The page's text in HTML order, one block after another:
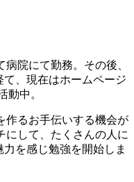
院にて勤務。その後、
て、現在はホームページ
動中。
作るお手伝いする機会が
にして、たくさんの人に
を感じ勉強を開始しま